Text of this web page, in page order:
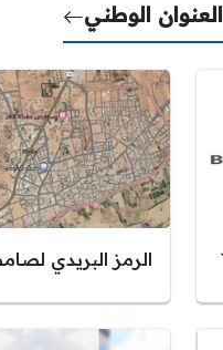
العنوان الوطني
الرمز البريدي